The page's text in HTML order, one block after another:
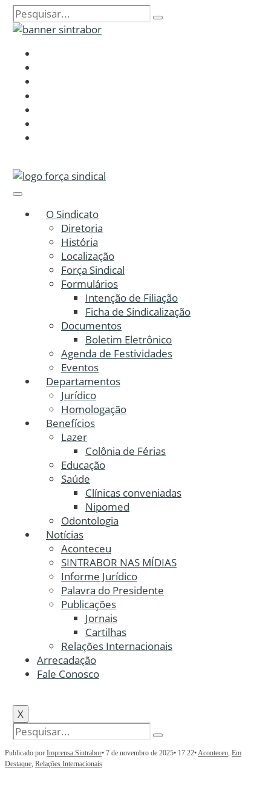
O Sindicato
Diretoria
História
Localização
Força Sindical
Formulários
Intenção de Filiação
Ficha de Sindicalização
Documentos
Boletim Eletrônico
Agenda de Festividades
Eventos
Departamentos
Jurídico
Homologação
Benefícios
Lazer
Colônia de Férias
Educação
Saúde
Clínicas conveniadas
Nipomed
Odontologia
Notícias
Aconteceu
SINTRABOR NAS MÍDIAS
Informe Jurídico
Palavra do Presidente
Publicações
Jornais
Cartilhas
Relações Internacionais
Arrecadação
Fale Conosco
X
Publicado por Imprensa Sintrabor• 7 de novembro de 2025• 17:22•Aconteceu, Em
Destaque, Relações Internacionais